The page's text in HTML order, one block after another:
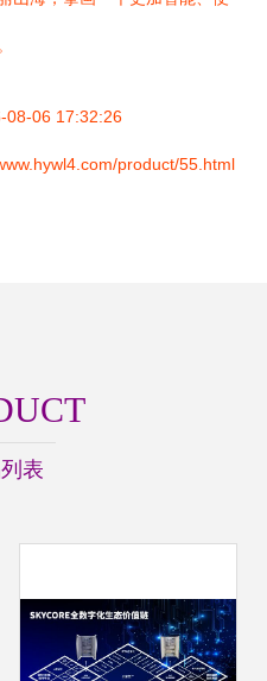
08-06 17:32:26
product/55.html
表